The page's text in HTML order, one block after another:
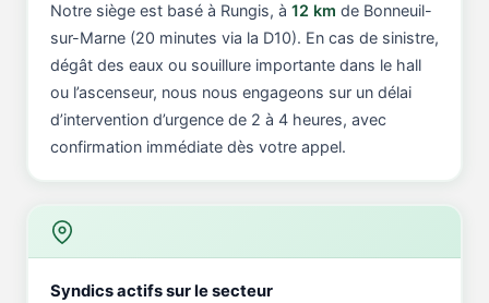
Notre siège est basé à Rungis, à 12 km de Bonneuil-
sur-Marne (20 minutes via la D10). En cas de sinistre,
dégât des eaux ou souillure importante dans le hall
ou l’ascenseur, nous nous engageons sur un délai
d’intervention d’urgence de 2 à 4 heures, avec
confirmation immédiate dès votre appel.
Syndics actifs sur le secteur